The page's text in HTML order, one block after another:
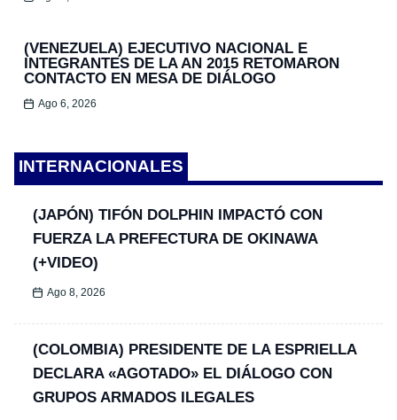
(VENEZUELA) EJECUTIVO NACIONAL E
INTEGRANTES DE LA AN 2015 RETOMARON
CONTACTO EN MESA DE DIÁLOGO
Ago 6, 2026
INTERNACIONALES
(JAPÓN) TIFÓN DOLPHIN IMPACTÓ CON
FUERZA LA PREFECTURA DE OKINAWA
(+VIDEO)
Ago 8, 2026
(COLOMBIA) PRESIDENTE DE LA ESPRIELLA
DECLARA «AGOTADO» EL DIÁLOGO CON
GRUPOS ARMADOS ILEGALES